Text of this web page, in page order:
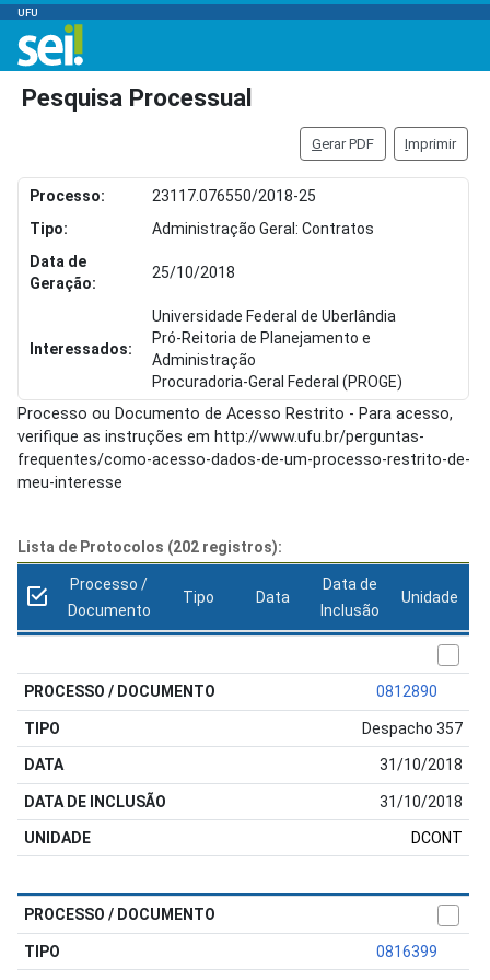
UFU
Pesquisa Processual
Gerar PDF Imprimir
Processo:
23117.076550/2018-25
Tipo:
Administração Geral: Contratos
Data de
Geração:
25/10/2018
Interessados:
Universidade Federal de Uberlândia
Pró-Reitoria de Planejamento e
Administração
Procuradoria-Geral Federal (PROGE)
Processo ou Documento de Acesso Restrito - Para acesso,
verifique as instruções em http://www.ufu.br/perguntas-
frequentes/como-acesso-dados-de-um-processo-restrito-de-
meu-interesse
Lista de Protocolos (202 registros):
Processo /
Documento
Tipo Data
Data de
Inclusão
Unidade
0812890
Despacho 357
31/10/2018
31/10/2018
DCONT
0816399